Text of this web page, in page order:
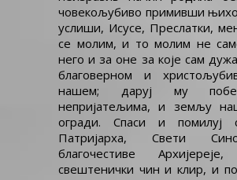
човекољубиво примивши
услиши, Исусе, Преслатки,
се молим, и то молим не
него и за оне за које сам
благоверном и
нашем; даруј му
непријатељима, и земљу
огради. Спаси и помилуј
Патријарха, Свети
благочестиве
свештенички чин и клир, и